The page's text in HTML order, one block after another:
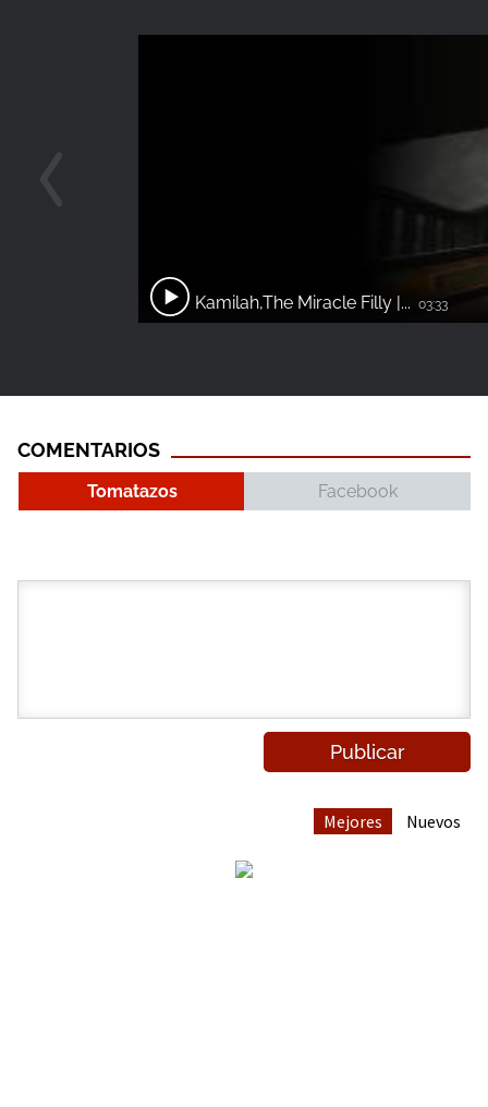
Kamilah,The Miracle Filly |... 03:33
COMENTARIOS
Tomatazos Facebook
Mejores Nuevos